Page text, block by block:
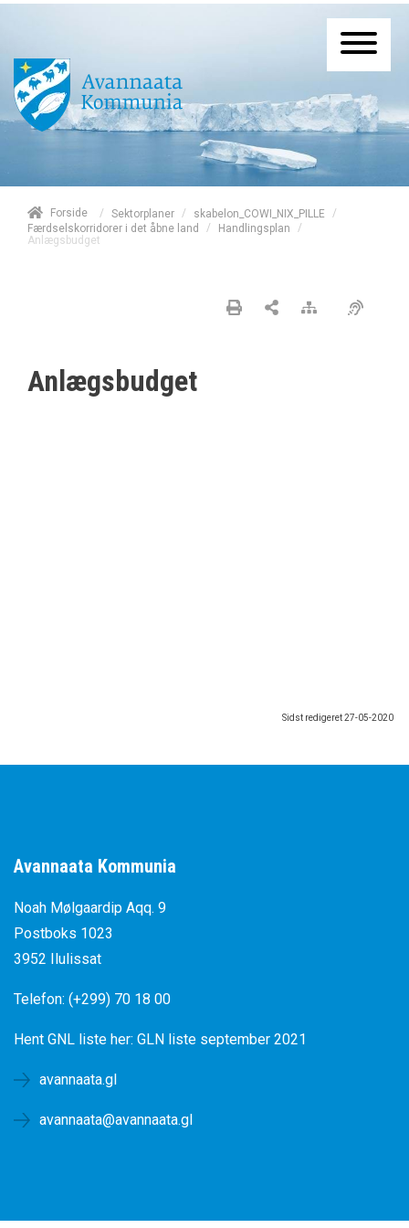
Forside / Sektorplaner / skabelon_COWI_NIX_PILLE
/
Færdselskorridorer i det åbne land
/ Handlingsplan
/
Anlægsbudget
Anlægsbudget
Sidst redigeret27-05-2020
Avannaata Kommunia
Noah Mølgaardip Aqq. 9
Postboks 1023
3952 Ilulissat
Telefon: (+299) 70 18 00
Hent GNL liste her: GLN liste september 2021
avannaata.gl
avannaata@avannaata.gl